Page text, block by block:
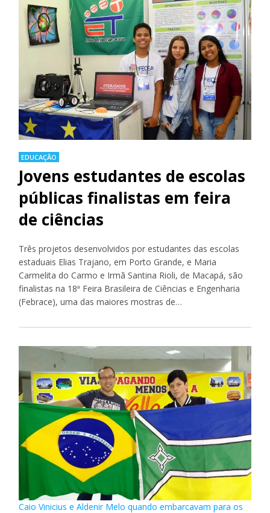
EDUCAÇÃO
Jovens estudantes de escolas
públicas finalistas em feira
de ciências
Três projetos desenvolvidos por estudantes das escolas
estaduais Elias Trajano, em Porto Grande, e Maria
Carmelita do Carmo e Irmã Santina Rioli, de Macapá, são
finalistas na 18ª Feira Brasileira de Ciências e Engenharia
(Febrace), uma das maiores mostras de…
Caio Vinicius e Aldenir Melo quando embarcavam para os